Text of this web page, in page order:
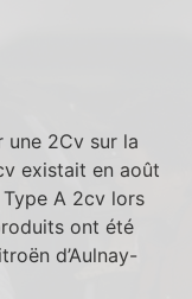
une 2Cv sur la
existait en août
A 2cv lors
ont été
d’Aulnay-